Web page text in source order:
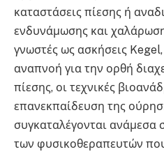
καταστάσεις πίεσης ή
ενδυνάμωσης και
γνωστές ως ασκήσεις
αναπνοή για την ορθή
πίεσης, οι τεχνικές
επανεκπαίδευση της
συγκαταλέγονται ανάμεσα
των φυσικοθεραπευτών